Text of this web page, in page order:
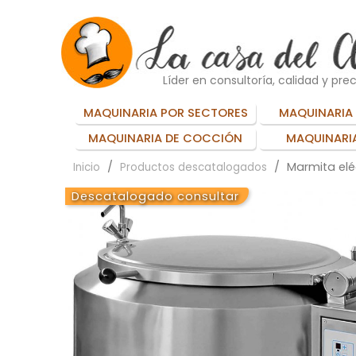
Líder en consultoría, calidad y
MAQUINARIA POR SECTORES
MAQUINARIA
MAQUINARIA DE COCCIÓN
Inicio Productos descatalogados
Marmita
Descatalogado consultar